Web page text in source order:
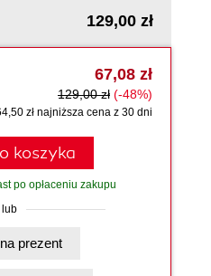
129,00 zł
67,08 zł
129,00 zł (-48%)
zł najniższa cena z 30 dni
koszyka
po opłaceniu zakupu
lub
Kup na prezent